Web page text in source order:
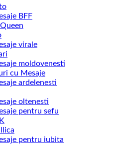
BFF
virale
moldovenesti
cu Mesaje
ardelenesti
oltenesti
pentru sefu
pentru iubita